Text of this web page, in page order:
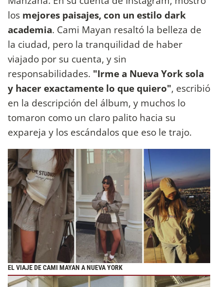
los mejores paisajes, con un estilo dark
academia. Cami Mayan resaltó la belleza de
la ciudad, pero la tranquilidad de haber
viajado por su cuenta, y sin
responsabilidades. "Irme a Nueva York sola
y hacer exactamente lo que quiero", escribió
en la descripción del álbum, y muchos lo
tomaron como un claro palito hacia su
expareja y los escándalos que eso le trajo.
EL VIAJE DE CAMI MAYAN A NUEVA YORK